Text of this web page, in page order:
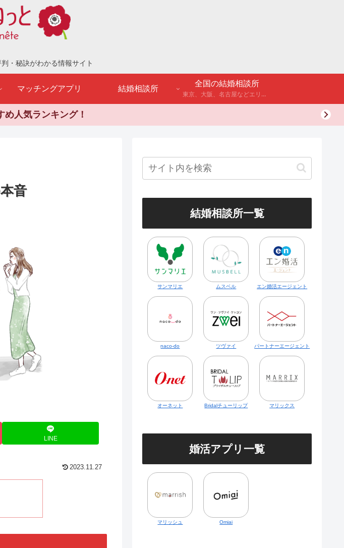
・秘訣がわかる情報サイト
マッチングアプリ 結婚相談所
全国の結婚相談所
東京、大阪、名古屋などエリア別のアンケート調査や結婚相談所・婚活パーティーの体験談などを公開。
人気ランキング！
音
LINE
2023.11.27
結婚相談所一覧
サンマリエ ムスベル エン婚活エージェント
naco-do ツヴァイ パートナーエージェント
オーネット Bridalチューリップ マリックス
婚活アプリ一覧
マリッシュ Omiai